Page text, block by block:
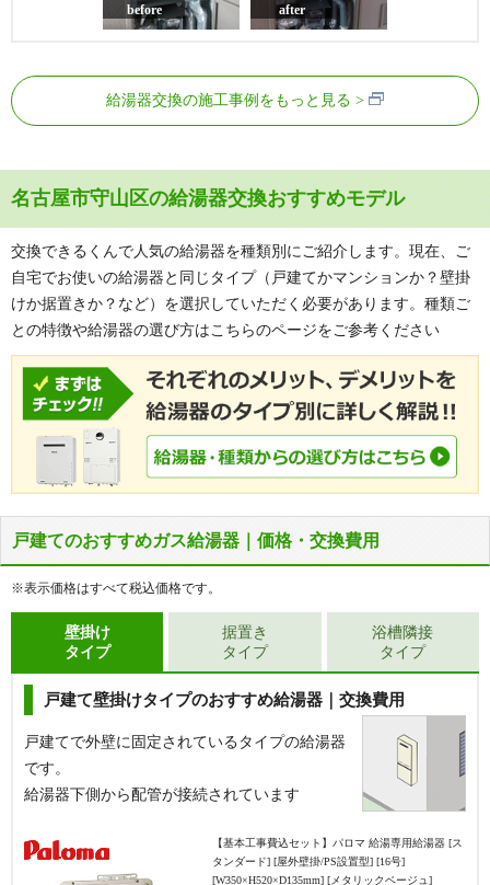
before after
給湯器交換の施工事例をもっと見る
名古屋市守山区の給湯器交換おすすめモデル
交換できるくんで人気の給湯器を種類別にご紹介します。現在、ご
自宅でお使いの給湯器と同じタイプ（戸建てかマンションか？壁掛
けか据置きか？など）を選択していただく必要があります。種類ご
との特徴や給湯器の選び方はこちらのページをご参考ください
戸建てのおすすめガス給湯器｜価格・交換費用
※表示価格はすべて税込価格です。
壁掛け
タイプ
戸建て壁掛けタイプのおすすめ給湯器｜交換費用
戸建てで外壁に固定されているタイプの給湯器
です。
給湯器下側から配管が接続されています
【基本工事費込セット】
パロマ 給湯専用給湯器 [ス
タンダード] [屋外壁掛/PS設置型] [16号]
[W350×H520×D135mm] [メタリックベージュ]
据置き
タイプ
浴槽隣接
タイプ